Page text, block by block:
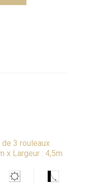
de 3 rouleaux
x Largeur : 4,5m